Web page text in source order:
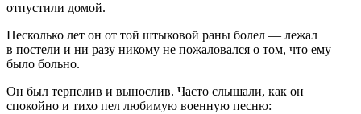
отпустили домой.
Несколько лет он от той штыковой раны болел — лежал
в постели и ни разу никому не пожаловался о том, что ему
было больно.
Он был терпелив и вынослив. Часто слышали, как он
спокойно и тихо пел любимую военную песню: